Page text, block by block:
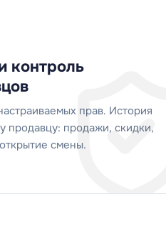
контроль
прав. История
продавцу: продажи, скидки,
смены.